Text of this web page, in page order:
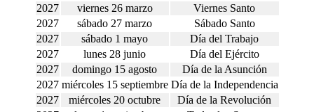
2027
viernes 26 marzo
Viernes Santo
2027
sábado 27 marzo
Sábado Santo
2027
sábado 1 mayo
Día del Trabajo
2027
lunes 28 junio
Día del Ejército
2027
domingo 15 agosto
Día de la Asunción
2027 miércoles 15 septiembre Día de la Independencia
2027
miércoles 20 octubre
Día de la Revolución